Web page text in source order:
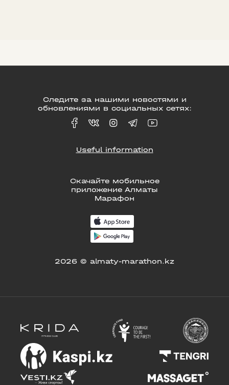
Скачайте мобильное
приложение Алматы
Марафон
2026 © almaty-marathon.kz
Следите за нашими новостями и
обновлениями в социальных сетях:
Useful information